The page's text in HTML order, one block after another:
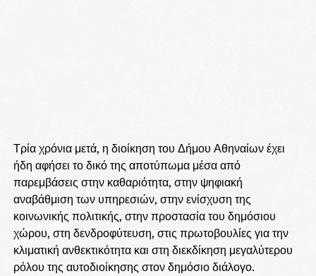
Τρία χρόνια μετά, η διοίκηση του Δήμου Αθηναίων έχει
ήδη αφήσει το δικό της αποτύπωμα μέσα από
παρεμβάσεις στην καθαριότητα, στην ψηφιακή
αναβάθμιση των υπηρεσιών, στην ενίσχυση της
κοινωνικής πολιτικής, στην προστασία του δημόσιου
χώρου, στη δενδροφύτευση, στις πρωτοβουλίες για την
κλιματική ανθεκτικότητα και στη διεκδίκηση μεγαλύτερου
ρόλου της αυτοδιοίκησης στον δημόσιο διάλογο.